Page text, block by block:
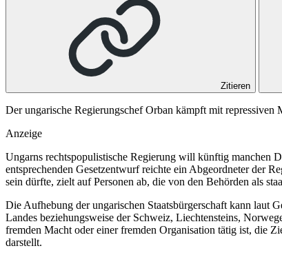
Zitieren
Der ungarische Regierungschef Orban kämpft mit
Anzeige
Ungarns rechtspopulistische Regierung will künftig manchen
entsprechenden Gesetzentwurf reichte ein Abgeordneter der
sein dürfte, zielt auf Personen ab, die von den Behörden als
Die Aufhebung der ungarischen Staatsbürgerschaft kann laut
Landes beziehungsweise der Schweiz, Liechtensteins,
fremden Macht oder einer fremden Organisation tätig ist, die
darstellt.